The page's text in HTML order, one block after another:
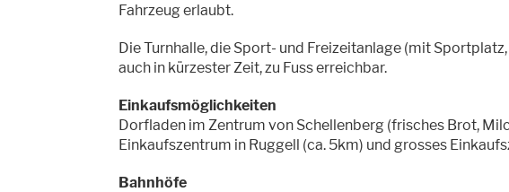
Fahrzeug erlaubt.
Die Turnhalle, die Sport- und Freizeitanlage (mit
auch in kürzester Zeit, zu Fuss erreichbar.
Einkaufsmöglichkeiten
Dorfladen im Zentrum von Schellenberg (frisches Brot,
Einkaufszentrum in Ruggell (ca. 5km) und grosses
Bahnhöfe